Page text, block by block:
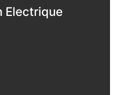
Electrique